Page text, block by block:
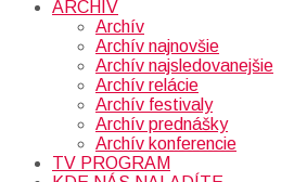
ARCHÍV
Archív
Archív najnovšie
Archív najsledovanejšie
Archív relácie
Archív festivaly
Archív prednášky
Archív konferencie
TV PROGRAM